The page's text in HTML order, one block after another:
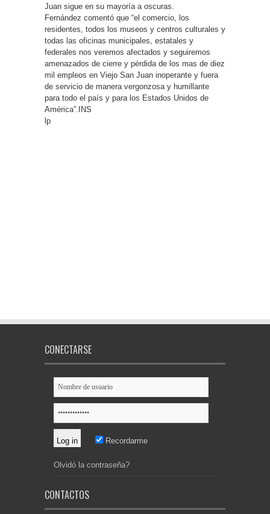
Juan sigue en su mayoría a oscuras.
Fernández comentó que “el comercio, los
residentes, todos los museos y centros culturales y
todas las oficinas municipales, estatales y
federales nos veremos afectados y seguiremos
amenazados de cierre y pérdida de los mas de diez
mil empleos en Viejo San Juan inoperante y fuera
de servicio de manera vergonzosa y humillante
para todo el país y para los Estados Unidos de
América”.INS
lp
CONECTARSE
Recordarme
Olvidó la contraseña?
CONTACTOS